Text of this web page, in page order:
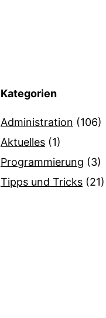
Kategorien
Administration (106)
Aktuelles (1)
Programmierung (3)
Tipps und Tricks (21)